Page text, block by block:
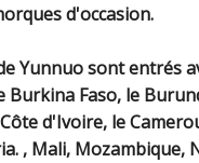
d'occasion.
Yunnuo sont entrés
Burkina Faso, le
d'Ivoire, le
, Mali, Mozambique,